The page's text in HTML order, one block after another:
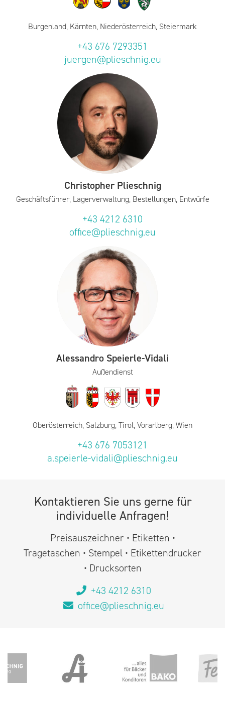
Burgenland, Kärnten, Niederösterreich, Steiermark
+43 676 7293351
juergen@plieschnig.eu
Christopher Plieschnig
Geschäftsführer, Lagerverwaltung, Bestellungen, Entwürfe
+43 4212 6310
office@plieschnig.eu
Alessandro Speierle-Vidali
Außendienst
Oberösterreich, Salzburg, Tirol, Vorarlberg, Wien
+43 676 7053121
a.speierle-vidali@plieschnig.eu
Kontaktieren Sie uns gerne für
individuelle Anfragen!
Preisauszeichner • Etiketten •
Tragetaschen • Stempel • Etikettendrucker
• Drucksorten
+43 4212 6310
office@plieschnig.eu